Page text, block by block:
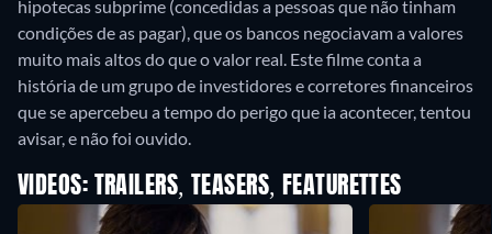
hipotecas subprime (concedidas a pessoas que não tinham
condições de as pagar), que os bancos negociavam a valores
muito mais altos do que o valor real. Este filme conta a
história de um grupo de investidores e corretores financeiros
que se apercebeu a tempo do perigo que ia acontecer, tentou
avisar, e não foi ouvido.
VIDEOS: TRAILERS, TEASERS, FEATURETTES